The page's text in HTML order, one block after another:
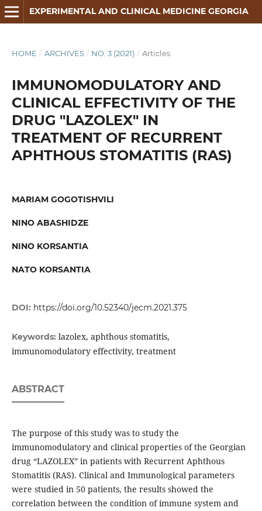
EXPERIMENTAL AND CLINICAL MEDICINE GEORGIA
HOME / ARCHIVES / NO. 3 (2021) / Articles
IMMUNOMODULATORY AND
CLINICAL EFFECTIVITY OF THE
DRUG "LAZOLEX" IN
TREATMENT OF RECURRENT
APHTHOUS STOMATITIS (RAS)
MARIAM GOGOTISHVILI
NINO ABASHIDZE
NINO KORSANTIA
NATO KORSANTIA
DOI: https://doi.org/10.52340/jecm.2021.375
Keywords: lazolex, aphthous stomatitis,
immunomodulatory effectivity, treatment
ABSTRACT
The purpose of this study was to study the
immunomodulatory and clinical properties of the Georgian
drug “LAZOLEX” in patients with Recurrent Aphthous
Stomatitis (RAS). Clinical and Immunological parameters
were studied in 50 patients, the results showed the
correlation between the condition of immune system and